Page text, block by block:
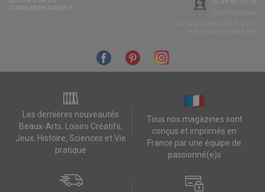
Les dernières nouveautés
Beaux-Arts, Loisirs Créatifs,
Jeux, Histoire, Sciences et Vie
pratique
Tous nos magazines sont
conçus et imprimés en
France par une équipe de
passionné(e)s